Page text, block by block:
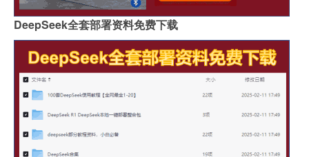
DeepSeek全套部署资料免费下载